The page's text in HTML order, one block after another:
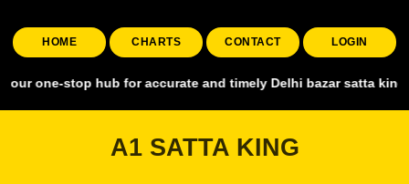
HOME CHARTS CONTACT LOGIN
hub for accurate and timely Delhi bazar satta king,
A1 SATTA KING